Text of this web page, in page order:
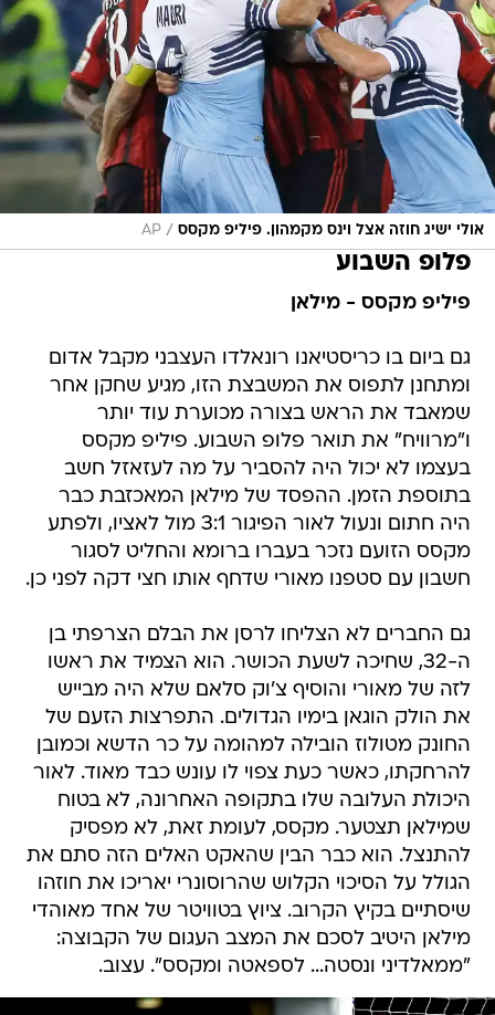
אולי ישיג חוזה אצל וינס מקמהון. פיליפ מקסס /
AP
פלופ השבוע
פיליפ מקסס - מילאן
גם ביום בו כריסטיאנו רונאלדו העצבני מקבל אדום
ומתחנן לתפוס את המשבצת הזו, מגיע שחקן אחר
שמאבד את הראש בצורה מכוערת עוד יותר
ו"מרוויח" את תואר פלופ השבוע. פיליפ מקסס
בעצמו לא יכול היה להסביר על מה לעזאזל חשב
בתוספת הזמן. ההפסד של מילאן המאכזבת כבר
היה חתום ונעול לאור הפיגור 3:1 מול לאציו, ולפתע
מקסס הזועם נזכר בעברו ברומא והחליט לסגור
חשבון עם סטפנו מאורי שדחף אותו חצי דקה לפני כן.
גם החברים לא הצליחו לרסן את הבלם הצרפתי בן
ה-32, שחיכה לשעת הכושר. הוא הצמיד את ראשו
לזה של מאורי והוסיף צ'וק סלאם שלא היה מבייש
את הולק הוגאן בימיו הגדולים. התפרצות הזעם של
החונק מטולוז הובילה למהומה על כר הדשא וכמובן
להרחקתו, כאשר כעת צפוי לו עונש כבד מאוד. לאור
היכולת העלובה שלו בתקופה האחרונה, לא בטוח
שמילאן תצטער. מקסס, לעומת זאת, לא מפסיק
להתנצל. הוא כבר הבין שהאקט האלים הזה סתם את
הגולל על הסיכוי הקלוש שהרוסונרי יאריכו את חוזהו
שיסתיים בקיץ הקרוב. ציוץ בטוויטר של אחד מאוהדי
מילאן היטיב לסכם את המצב העגום של הקבוצה:
"ממאלדיני ונסטה... לספאטה ומקסס". עצוב.